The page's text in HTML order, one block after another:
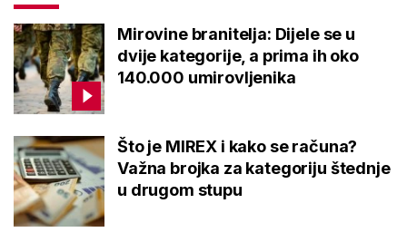
Mirovine branitelja: Dijele se u
dvije kategorije, a prima ih oko
140.000 umirovljenika
Što je MIREX i kako se računa?
Važna brojka za kategoriju štednje
u drugom stupu